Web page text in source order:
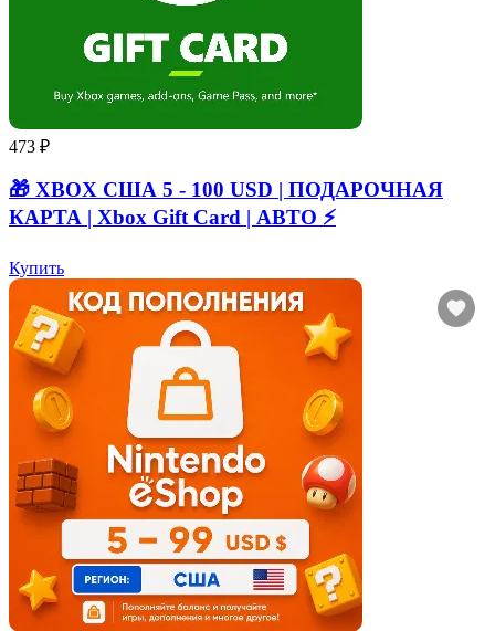
473 ₽
🎁 XBOX США 5 - 100 USD | ПОДАРОЧНАЯ
КАРТА | Xbox Gift Card | АВТО ⚡
Купить